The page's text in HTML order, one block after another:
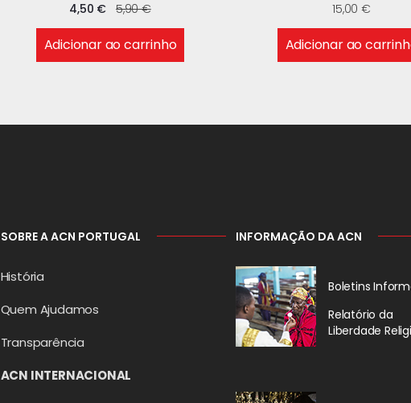
5,90€
4,50 €
Adicionar ao carrinho
15,00 €
Adicionar ao
SOBRE A ACN PORTUGAL
História
Quem Ajudamos
Transparência
ACN INTERNACIONAL
INFORMAÇÃO DA ACN
Boletins
Relatório da
Liberdade